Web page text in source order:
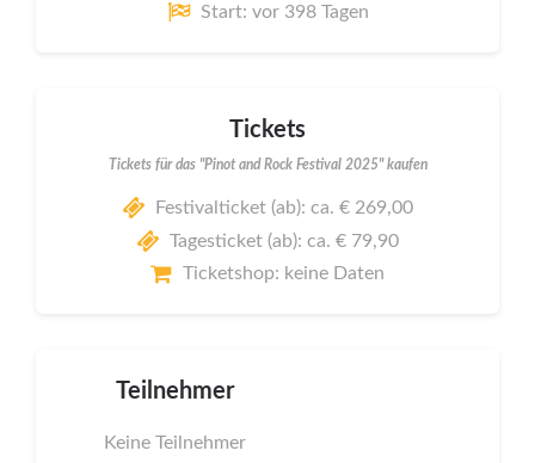
Start: vor 398 Tagen
Tickets
Tickets für das "Pinot and Rock Festival 2025" kaufen
Festivalticket (ab): ca. € 269,00
Tagesticket (ab): ca. € 79,90
Ticketshop: keine Daten
Teilnehmer
Keine Teilnehmer